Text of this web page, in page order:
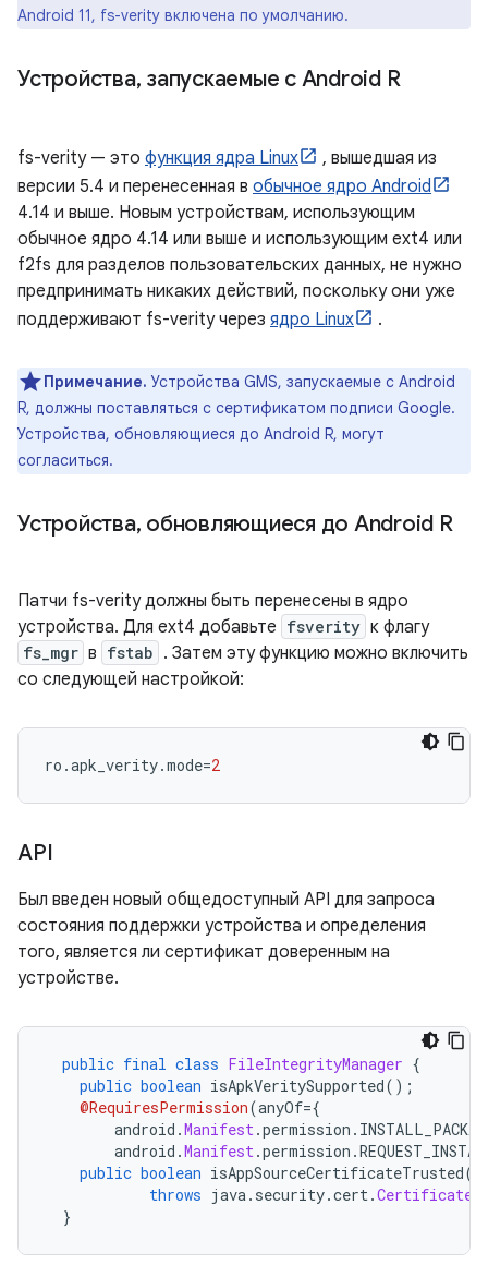
Android 11, fs-verity включена по умолчанию.
Устройства, запускаемые с Android R
fs-verity — это функция ядра Linux
, вышедшая из
версии 5.4 и перенесенная в обычное ядро ​​Android
4.14 и выше. Новым устройствам, использующим
обычное ядро ​​4.14 или выше и использующим ext4 или
f2fs для разделов пользовательских данных, не нужно
предпринимать никаких действий, поскольку они уже
поддерживают fs-verity через ядро ​​Linux .
Примечание. Устройства GMS, запускаемые с Android
R, должны поставляться с сертификатом подписи Google.
Устройства, обновляющиеся до Android R, могут
согласиться.
Устройства, обновляющиеся до Android R
Патчи fs-verity должны быть перенесены в ядро ​​
устройства. Для ext4 добавьте fsverity к флагу
fs_mgr в fstab . Затем эту функцию можно включить
со следующей настройкой:
ro .apk_verity.mode=2
API
Был введен новый общедоступный API для запроса
состояния поддержки устройства и определения
того, является ли сертификат доверенным на
устройстве.
public final class FileIntegrityManager {
public boolean isApkVeritySupported();
@RequiresPermission(anyOf={
android .Manifest.permission .
android .Manifest.permission .
public boolean isAppSourceCertificateTrusted(
throws java. security.cert.
}